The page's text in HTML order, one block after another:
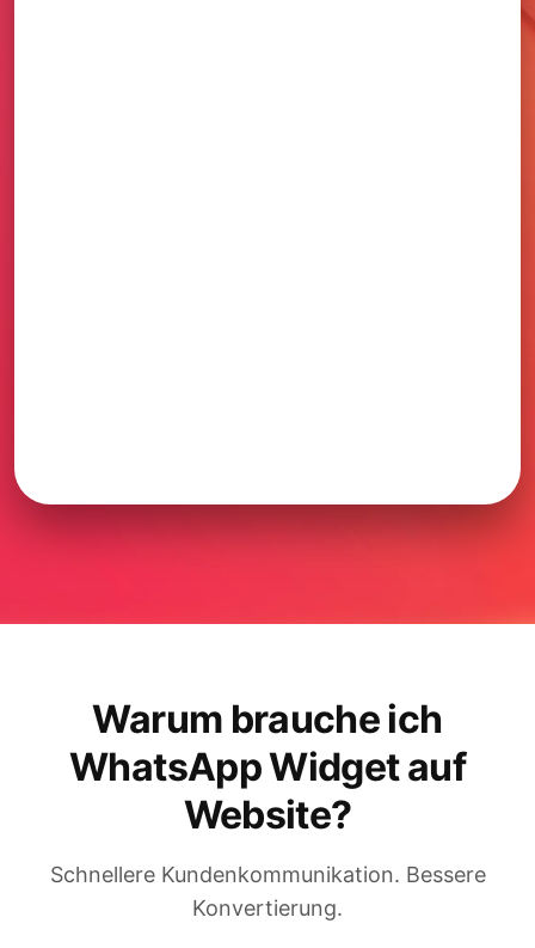
Warum brauche ich
WhatsApp Widget auf
Website?
Schnellere Kundenkommunikation. Bessere
Konvertierung.